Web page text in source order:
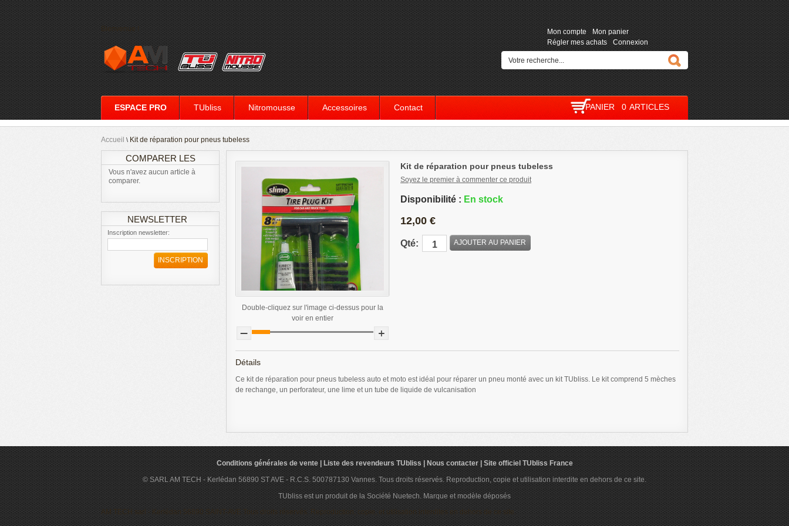
Bienvenue ! Mon compte
Mon panier
Régler mes achats
Connexion
ESPACE PRO TUbliss Nitromousse Accessoires Contact PANIER 0 ARTICLES
Accueil \ Kit de réparation pour pneus tubeless
Kit de réparation pour pneus tubeless
Soyez le premier à commenter ce produit
Disponibilité : En stock
12,00 €
Qté: AJOUTER AU PANIER
Double-cliquez sur l'image ci-dessus pour la
voir en entier
Détails
Ce kit de réparation pour pneus tubeless auto et moto est idéal pour réparer un pneu monté avec un kit TUbliss. Le kit comprend 5 mèches
de rechange, un perforateur, une lime et un tube de liquide de vulcanisation
COMPARER LES
PRODUITS
Vous n'avez aucun article à
comparer.
NEWSLETTER
Inscription newsletter:
INSCRIPTION
Conditions générales de vente|Liste des revendeurs TUbliss|Nous contacter|Site officiel TUbliss France
© SARL AM TECH - Kerlédan 56890 ST AVE - R.C.S. 500787130 Vannes. Tous droits réservés. Reproduction, copie et utilisation interdite en dehors de ce site.
TUbliss est un produit de la Société Nuetech. Marque et modèle déposés
AM TECH sarl - Kerlédan 56890 SAINT-AVE Tous droits réservés. Reproduction, copie, et utilisation interdites en dehors de ce site.